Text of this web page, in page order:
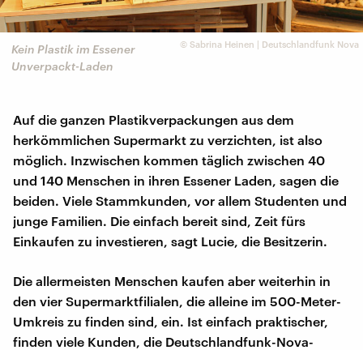
© Sabrina Heinen | Deutschlandfunk Nova
Kein Plastik im Essener
Unverpackt-Laden
Auf die ganzen Plastikverpackungen aus dem
herkömmlichen Supermarkt zu verzichten, ist also
möglich. Inzwischen kommen täglich zwischen 40
und 140 Menschen in ihren Essener Laden, sagen die
beiden. Viele Stammkunden, vor allem Studenten und
junge Familien. Die einfach bereit sind, Zeit fürs
Einkaufen zu investieren, sagt Lucie, die Besitzerin.
Die allermeisten Menschen kaufen aber weiterhin in
den vier Supermarktfilialen, die alleine im 500-Meter-
Umkreis zu finden sind, ein. Ist einfach praktischer,
finden viele Kunden, die Deutschlandfunk-Nova-